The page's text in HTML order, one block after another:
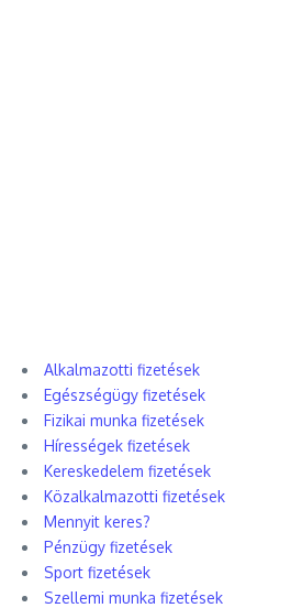
Alkalmazotti fizetések
Egészségügy fizetések
Fizikai munka fizetések
Hírességek fizetések
Kereskedelem fizetések
Közalkalmazotti fizetések
Mennyit keres?
Pénzügy fizetések
Sport fizetések
Szellemi munka fizetések